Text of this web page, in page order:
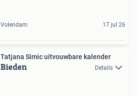
Volendam 17 jul 26
Tatjana Simic uitvouwbare kalender
Bieden Details